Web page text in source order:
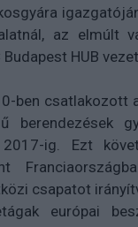
az elmúlt
HUB
ben csatlakozott
berendezések
ig. Ezt
csapatot
európai